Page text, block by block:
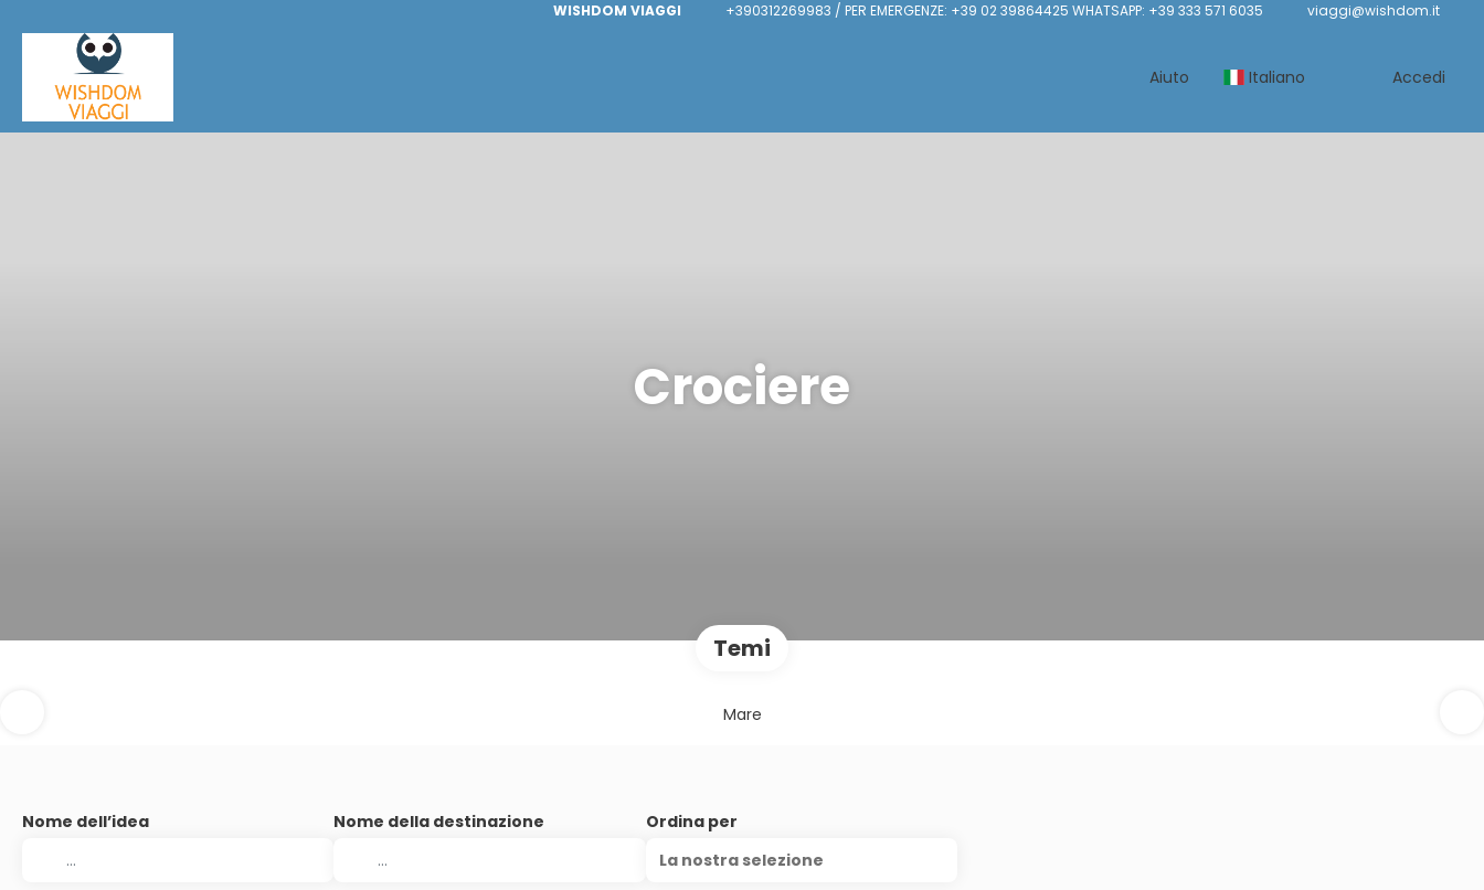
WISHDOM VIAGGI +390312269983 / PER EMERGENZE: +39 02 39864425 WHATSAPP: +39 333 571 6035 viaggi@wishdom.it
Aiuto Italiano Accedi
Crociere
Temi
Mare
Nome dell’idea Nome della destinazione
Ordina per
La nostra selezione